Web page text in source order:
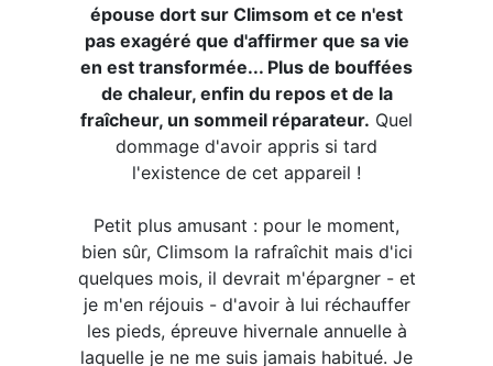
épouse dort sur Climsom et ce n'est
pas exagéré que d'affirmer que sa vie
en est transformée... Plus de bouffées
de chaleur, enfin du repos et de la
fraîcheur, un sommeil réparateur. Quel
dommage d'avoir appris si tard
l'existence de cet appareil !
Petit plus amusant : pour le moment,
bien sûr, Climsom la rafraîchit mais d'ici
quelques mois, il devrait m'épargner - et
je m'en réjouis - d'avoir à lui réchauffer
les pieds, épreuve hivernale annuelle à
laquelle je ne me suis jamais habitué. Je